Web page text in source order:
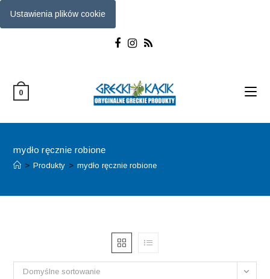
Ustawienia plików cookie
0
mydło ręcznie robione
> Produkty > mydło ręcznie robione
Domyślne sortowanie